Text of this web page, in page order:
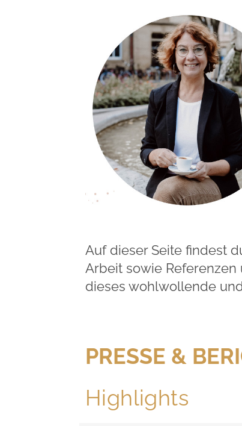
Auf dieser Seite findest
Arbeit sowie
dieses wohlwollende
PRESSE &
Highlights